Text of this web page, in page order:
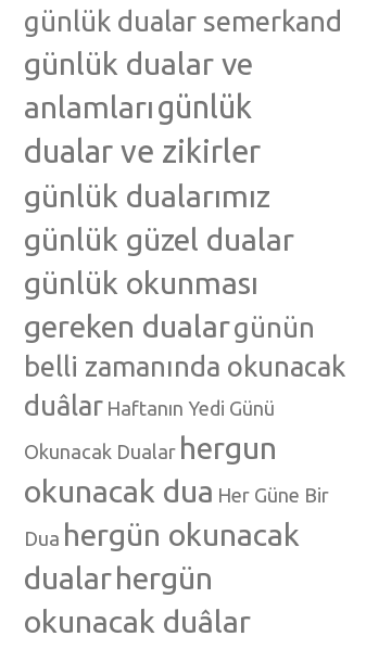
günlük dualar semerkand
günlük dualar ve
anlamlarıgünlük
dualar ve zikirler
günlük dualarımız
günlük güzel dualar
günlük okunması
gereken dualargünün
belli zamanında okunacak
duâlar Haftanın Yedi Günü
Okunacak Dualar hergun
okunacak dua Her Güne Bir
Dua hergün okunacak
dualarhergün
okunacak duâlar